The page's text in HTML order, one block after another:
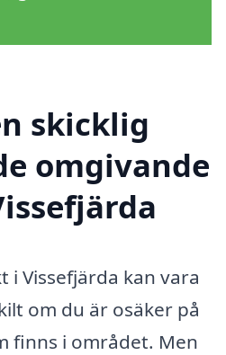
skicklig
omgivande
Vissefjärda kan vara
om du är osäker på
finns i området. Men